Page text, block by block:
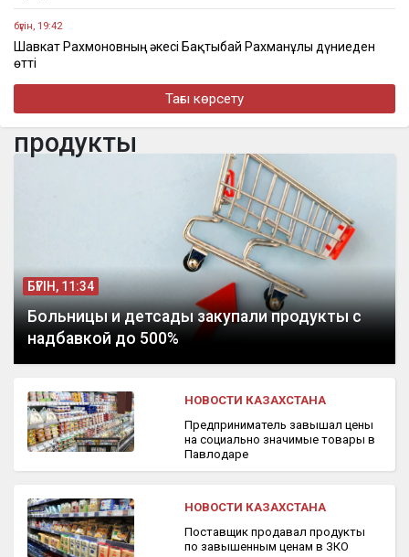
бүгін, 19:42
Шавкат Рахмоновның әкесі Бақтыбай Рахманұлы дүниеден
өтті
бүгін, 14:46
«Төсегімді елге айтпай-ақ қояйық»: Бекболат Тілеухан жеке
Тағы көрсету
продукты
БҮГІН, 11:34
Больницы и детсады закупали продукты с
надбавкой до 500%
НОВОСТИ КАЗАХСТАНА
Предприниматель завышал цены
на социально значимые товары в
Павлодаре
НОВОСТИ КАЗАХСТАНА
Поставщик продавал продукты
по завышенным ценам в ЗКО